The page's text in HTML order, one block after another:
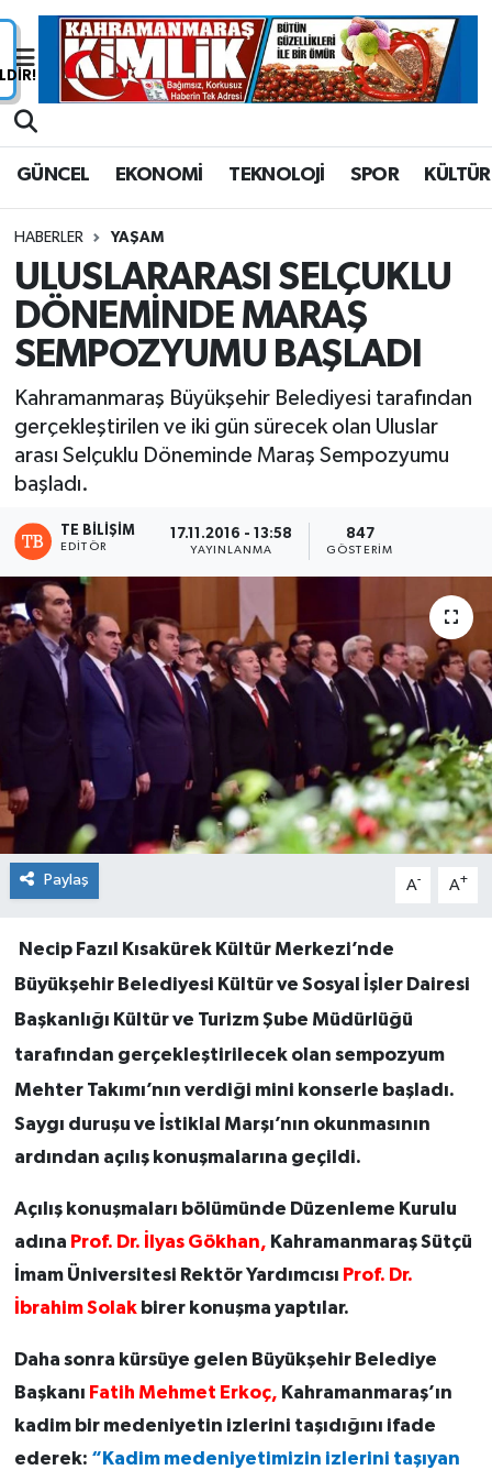
GÜNCEL EKONOMİ TEKNOLOJİ SPOR KÜLTÜR
HABERLER YAŞAM
ULUSLARARASI SELÇUKLU
DÖNEMİNDE MARAŞ
SEMPOZYUMU BAŞLADI
Kahramanmaraş Büyükşehir Belediyesi tarafından
gerçekleştirilen ve iki gün sürecek olan Uluslar
arası Selçuklu Döneminde Maraş Sempozyumu
başladı.
TE BILIŞIM
EDITÖR
17.11.2016 - 13:58
YAYINLANMA
847
GÖSTERIM
Paylaş A- A+
Necip Fazıl Kısakürek Kültür Merkezi’nde
Büyükşehir Belediyesi Kültür ve Sosyal İşler Dairesi
Başkanlığı Kültür ve Turizm Şube Müdürlüğü
tarafından gerçekleştirilecek olan sempozyum
Mehter Takımı’nın verdiği mini konserle başladı.
Saygı duruşu ve İstiklal Marşı’nın okunmasının
ardından açılış konuşmalarına geçildi.
Açılış konuşmaları bölümünde Düzenleme Kurulu
adına Prof. Dr. İlyas Gökhan, Kahramanmaraş Sütçü
İmam Üniversitesi Rektör Yardımcısı Prof. Dr.
İbrahim Solakbirer konuşma yaptılar.
Daha sonra kürsüye gelen Büyükşehir Belediye
Başkanı Fatih Mehmet Erkoç, Kahramanmaraş’ın
kadim bir medeniyetin izlerini taşıdığını ifade
ederek: “Kadim medeniyetimizin izlerini taşıyan
Nöbetçi Eczaneler
Süper Lig Puan Durumu ve Fikstür
Tüm Manşetler
Son Dakika Haberleri
Haber Arşivi